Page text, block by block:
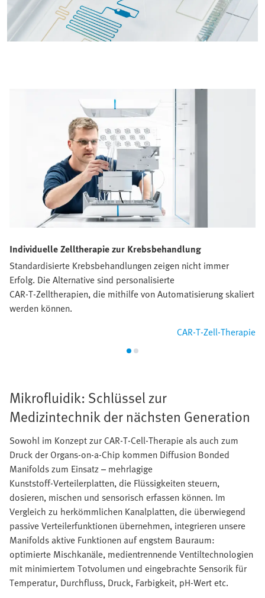
Individuelle Zelltherapie zur Krebsbehandlung
Standardisierte Krebsbehandlungen zeigen nicht immer
Erfolg. Die Alternative sind personalisierte
CAR‑T‑Zelltherapien, die mithilfe von Automatisierung skaliert
werden können.
CAR-T-Zell-Therapie
Mikrofluidik: Schlüssel zur
Medizintechnik der nächsten Generation
Sowohl im Konzept zur CAR-T-Cell-Therapie als auch zum
Druck der Organs-on-a-Chip kommen Diffusion Bonded
Manifolds zum Einsatz – mehrlagige
Kunststoff‑Verteilerplatten, die Flüssigkeiten steuern,
dosieren, mischen und sensorisch erfassen können. Im
Vergleich zu herkömmlichen Kanalplatten, die überwiegend
passive Verteilerfunktionen übernehmen, integrieren unsere
Manifolds aktive Funktionen auf engstem Bauraum:
optimierte Mischkanäle, medientrennende Ventiltechnologien
mit minimiertem Totvolumen und eingebrachte Sensorik für
Temperatur, Durchfluss, Druck, Farbigkeit, pH‑Wert etc.